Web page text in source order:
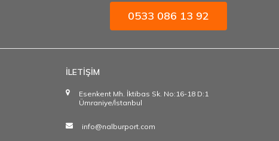
0533 086 13 92
İLETİŞİM
Esenkent Mh. İktibas Sk. No:16-18 D:1
Ümraniye/İstanbul
info@nalburport.com